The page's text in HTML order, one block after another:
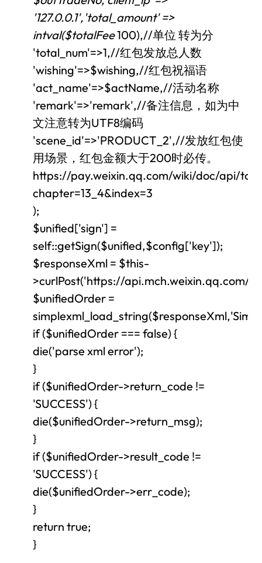
'127.0.0.1','total_amount' =>
intval($totalFee100),//单位 转为分
'total_num'=>1,//红包发放总人数
'wishing'=>$wishing,//红包祝福语
'act_name'=>$actName,//活动名称
'remark'=>'remark',//备注信息，如为中
文注意转为UTF8编码
'scene_id'=>'PRODUCT_2',//发放红包使
用场景，红包金额大于200时必传。
https://pay.weixin.qq.com/wiki/doc/api/
chapter=13_4&index=3
);
$unified['sign'] =
self::getSign($unified,$config['key']);
$responseXml = $this-
>curlPost('https://api.mch.weixin.qq.com/
$unifiedOrder =
if ($unifiedOrder === false) {
die('parse xml error');
}
if ($unifiedOrder->return_code !=
'SUCCESS') {
die($unifiedOrder->return_msg);
}
if ($unifiedOrder->result_code !=
'SUCCESS') {
die($unifiedOrder->err_code);
}
return true;
}